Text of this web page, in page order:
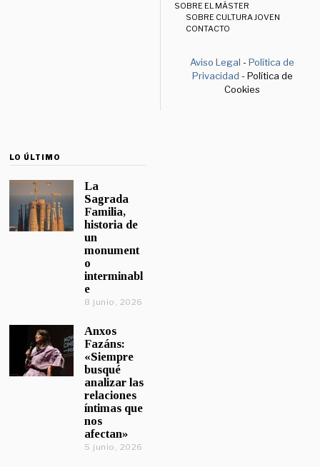
SOBRE EL MÁSTER
SOBRE CULTURA JOVEN
CONTACTO
Aviso Legal -Política de
Privacidad - Política de
Cookies
LO ÚLTIMO
La
Sagrada
Familia,
historia de
un
monument
o
interminabl
e
8 junio, 2026
Anxos
Fazáns:
«Siempre
busqué
analizar las
relaciones
íntimas que
nos
afectan»
5 junio, 2026